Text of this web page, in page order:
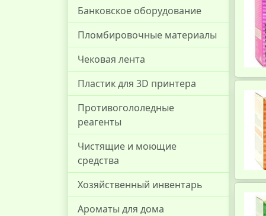
Банковское оборудование
Пломбировочные материалы
Чековая лента
Пластик для 3D принтера
Противогололедные
реагенты
Чистящие и моющие
средства
Хозяйственный инвентарь
Ароматы для дома